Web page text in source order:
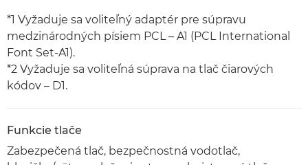
*1 Vyžaduje sa voliteľný adaptér pre súpravu
medzinárodných písiem PCL – A1 (PCL International
Font Set-A1).
*2 Vyžaduje sa voliteľná súprava na tlač čiarových
kódov – D1.
Funkcie tlače
Zabezpečená tlač, bezpečnostná vodotlač,